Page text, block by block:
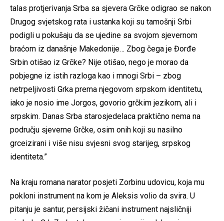
talas protjerivanja Srba sa sjevera Grčke odigrao se nakon
Drugog svjetskog rata i ustanka koji su tamošnji Srbi
podigli u pokušaju da se ujedine sa svojom sjevernom
braćom iz današnje Makedonije… Zbog čega je Đorđe
Srbin otišao iz Grčke? Nije otišao, nego je morao da
pobjegne iz istih razloga kao i mnogi Srbi – zbog
netrpeljivosti Grka prema njegovom srpskom identitetu,
iako je nosio ime Jorgos, govorio grčkim jezikom, ali i
srpskim. Danas Srba starosjedelaca praktično nema na
području sjeverne Grčke, osim onih koji su nasilno
grceizirani i više nisu svjesni svog starijeg, srpskog
identiteta.”
Na kraju romana narator posjeti Zorbinu udovicu, koja mu
pokloni instrument na kom je Aleksis volio da svira. U
pitanju je santur, persijski žičani instrument najsličniji